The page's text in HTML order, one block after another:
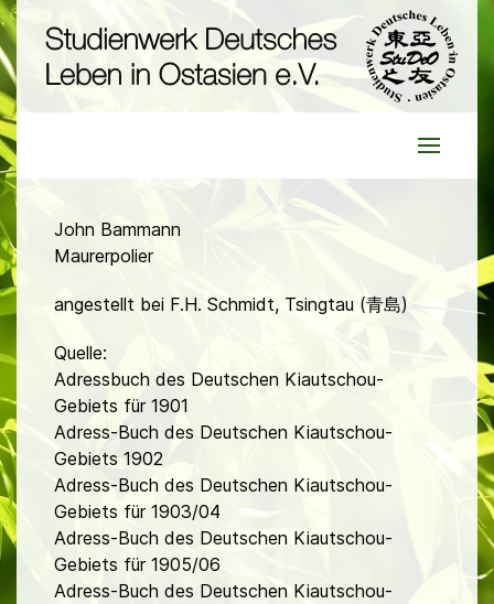
John Bammann
Maurerpolier
angestellt bei F.H. Schmidt, Tsingtau (青島)
Quelle:
Adressbuch des Deutschen Kiautschou-
Gebiets für 1901
Adress-Buch des Deutschen Kiautschou-
Gebiets 1902
Adress-Buch des Deutschen Kiautschou-
Gebiets für 1903/04
Adress-Buch des Deutschen Kiautschou-
Gebiets für 1905/06
Adress-Buch des Deutschen Kiautschou-